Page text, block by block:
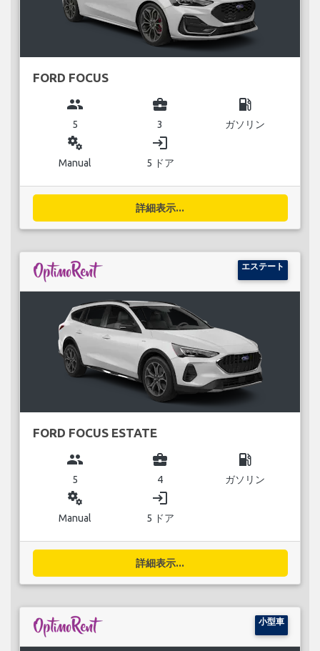
FORD FOCUS
group
5
business_center
3
local_gas_station
ガソリン
miscellaneous_services
Manual
login
5 ドア
詳細表示...
エステート
FORD FOCUS ESTATE
group
5
business_center
4
local_gas_station
ガソリン
miscellaneous_services
Manual
login
5 ドア
詳細表示...
小型車